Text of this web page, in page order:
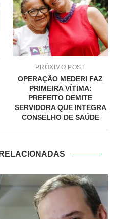
PRÓXIMO POST
OPERAÇÃO MEDERI FAZ
PRIMEIRA VÍTIMA:
PREFEITO DEMITE
SERVIDORA QUE INTEGRA
CONSELHO DE SAÚDE